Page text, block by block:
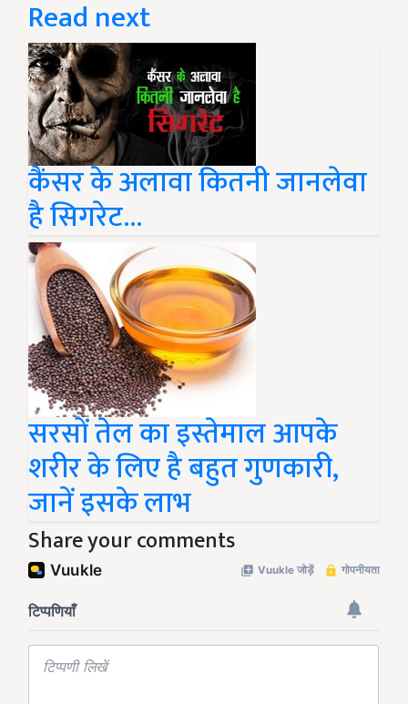
Read next
कैंसर के अलावा कितनी जानलेवा
है सिगरेट...
सरसों तेल का इस्तेमाल आपके
शरीर के लिए है बहुत गुणकारी,
जानें इसके लाभ
Share your comments